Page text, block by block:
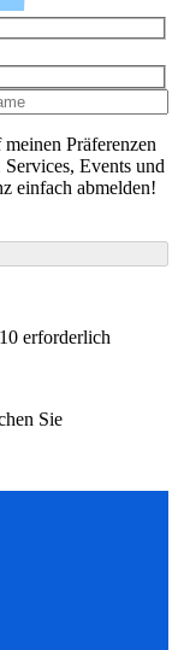
Präferenzen
Events und
einfach abmelden!
erforderlich
Sie